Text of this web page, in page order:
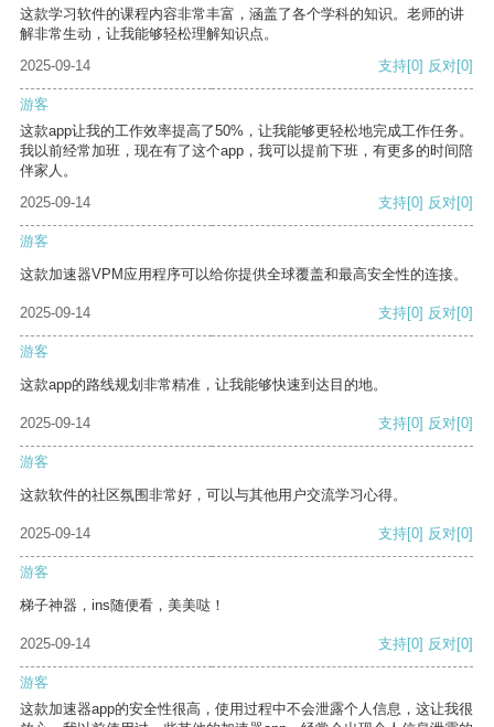
这款学习软件的课程内容非常丰富，涵盖了各个学科的知识。老师的讲
解非常生动，让我能够轻松理解知识点。
2025-09-14
支持[0] 反对[0]
游客
这款app让我的工作效率提高了50%，让我能够更轻松地完成工作任务。
我以前经常加班，现在有了这个app，我可以提前下班，有更多的时间陪
伴家人。
2025-09-14
支持[0] 反对[0]
游客
这款加速器VPM应用程序可以给你提供全球覆盖和最高安全性的连接。
2025-09-14 支持[0] 反对[0]
游客
这款app的路线规划非常精准，让我能够快速到达目的地。
2025-09-14 支持[0] 反对[0]
游客
这款软件的社区氛围非常好，可以与其他用户交流学习心得。
2025-09-14 支持[0] 反对[0]
游客
梯子神器，ins随便看，美美哒！
2025-09-14 支持[0] 反对[0]
游客
这款加速器app的安全性很高，使用过程中不会泄露个人信息，这让我很